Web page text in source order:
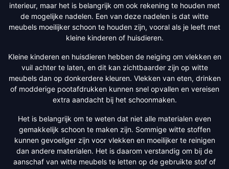
interieur, maar het is belangrijk om ook rekening te houden met
de mogelijke nadelen. Een van deze nadelen is dat witte
meubels moeilijker schoon te houden zijn, vooral als je leeft met
kleine kinderen of huisdieren.
Kleine kinderen en huisdieren hebben de neiging om vlekken en
vuil achter te laten, en dit kan zichtbaarder zijn op witte
meubels dan op donkerdere kleuren. Vlekken van eten, drinken
of modderige pootafdrukken kunnen snel opvallen en vereisen
extra aandacht bij het schoonmaken.
Het is belangrijk om te weten dat niet alle materialen even
gemakkelijk schoon te maken zijn. Sommige witte stoffen
kunnen gevoeliger zijn voor vlekken en moeilijker te reinigen
dan andere materialen. Het is daarom verstandig om bij de
aanschaf van witte meubels te letten op de gebruikte stof of